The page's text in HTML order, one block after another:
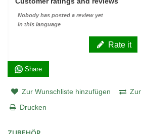
Nobody has posted a review yet
in this language
Rate it
Share
Zur Wunschliste hinzufügen
Drucken